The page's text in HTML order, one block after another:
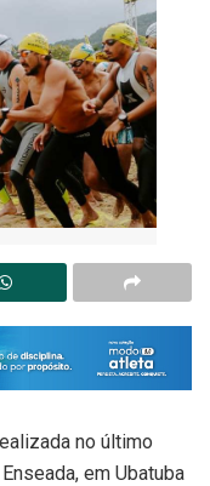
no último
em Ubatuba